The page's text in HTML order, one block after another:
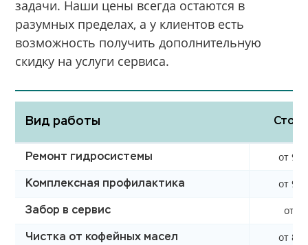
задачи. Наши цены всегда остаются в
разумных пределах, а у клиентов есть
возможность получить дополнительную
скидку на услуги сервиса.
Вид работы
Ремонт гидросистемы от
Комплексная профилактика от
Забор в сервис от 0
Чистка от кофейных масел от